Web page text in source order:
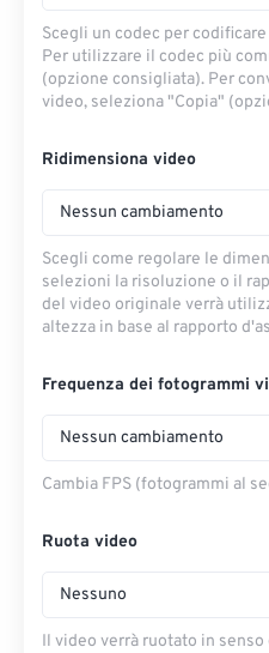
Scegli un codec per
Per utilizzare il codec più
(opzione consigliata). Per
video, seleziona "Copia"
Ridimensiona video
Nessun cambiamento
Scegli come regolare le
selezioni la risoluzione o il
del video originale verrà
altezza in base al rapporto
Frequenza dei fotogrammi
Nessun cambiamento
Cambia FPS (fotogrammi al
Ruota video
Nessuno
Il video verrà ruotato in senso